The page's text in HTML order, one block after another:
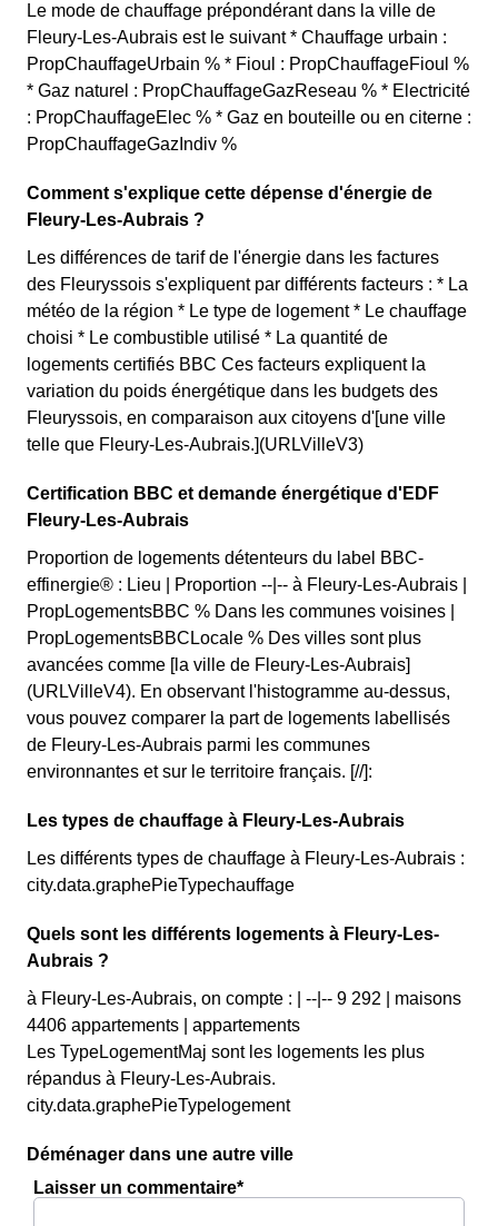
Le mode de chauffage prépondérant dans la ville de
Fleury-Les-Aubrais est le suivant * Chauffage urbain :
PropChauffageUrbain % * Fioul : PropChauffageFioul %
* Gaz naturel : PropChauffageGazReseau % * Electricité
: PropChauffageElec % * Gaz en bouteille ou en citerne :
PropChauffageGazIndiv %
Comment s'explique cette dépense d'énergie de
Fleury-Les-Aubrais ?
Les différences de tarif de l'énergie dans les factures
des Fleuryssois s'expliquent par différents facteurs : * La
météo de la région * Le type de logement * Le chauffage
choisi * Le combustible utilisé * La quantité de
logements certifiés BBC Ces facteurs expliquent la
variation du poids énergétique dans les budgets des
Fleuryssois, en comparaison aux citoyens d'[une ville
telle que Fleury-Les-Aubrais.](URLVilleV3)
Certification BBC et demande énergétique d'EDF
Fleury-Les-Aubrais
Proportion de logements détenteurs du label BBC-
effinergie® : Lieu | Proportion --|-- à Fleury-Les-Aubrais |
PropLogementsBBC % Dans les communes voisines |
PropLogementsBBCLocale % Des villes sont plus
avancées comme [la ville de Fleury-Les-Aubrais]
(URLVilleV4). En observant l'histogramme au-dessus,
vous pouvez comparer la part de logements labellisés
de Fleury-Les-Aubrais parmi les communes
environnantes et sur le territoire français. [//]:
Les types de chauffage à Fleury-Les-Aubrais
Les différents types de chauffage à Fleury-Les-Aubrais :
city.data.graphePieTypechauffage
Quels sont les différents logements à Fleury-Les-
Aubrais ?
à Fleury-Les-Aubrais, on compte : | --|-- 9 292 | maisons
4406 appartements | appartements
Les TypeLogementMaj sont les logements les plus
répandus à Fleury-Les-Aubrais.
city.data.graphePieTypelogement
Déménager dans une autre ville
Laisser un commentaire*